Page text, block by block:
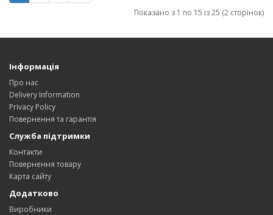
Показано з 1 по 15 із 25 (2 сторінок)
Інформація
Про нас
Delivery Information
Privacy Policy
Повернення та гарантія
Служба підтримки
Контакти
Повернення товару
Карта сайту
Додатково
Виробники